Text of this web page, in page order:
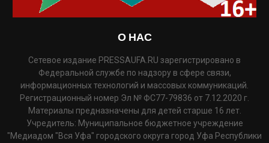
О НАС
Сетевое издание PRESSAUFA.RU зарегистрировано в
Федеральной службе по надзору в сфере связи,
информационных технологий и массовых коммуникаций.
Регистрационный номер Эл № ФС77-79836 от 7.12.2020 г.
Материалы предназначены для детей старше 16 лет.
Учредитель: Муниципальное бюджетное учреждение
"Медиадом "Вся Уфа" городского округа город Уфа Республики